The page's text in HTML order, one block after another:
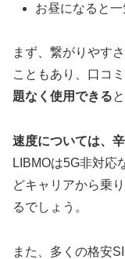
お昼になると
まず、繋がりやす
こともあり、口コミ
題なく使用できる
速度については、
LIBMOは5G非対応
どキャリアから乗
るでしょう。
また、多くの格安